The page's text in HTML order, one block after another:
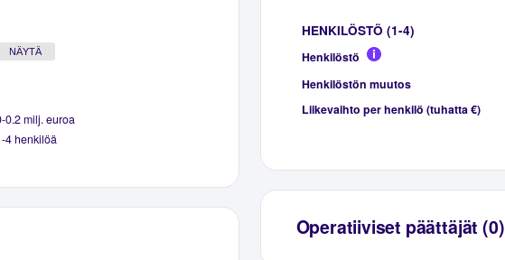
NÄYTÄ
0.2 milj. euroa
4 henkilöä
HENKILÖSTÖ (1-4)
Henkilöstö
Henkilöstön muutos
Liikevaihto per henkilö (tuhatta €)
Operatiiviset päättäjät (0)